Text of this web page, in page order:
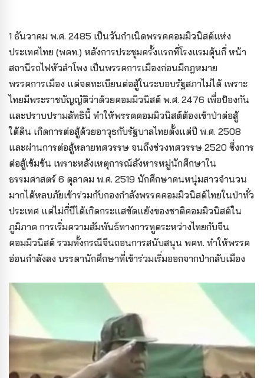
1 ธันวาคม พ.ศ. 2485 เป็นวันกำเนิดพรรคคอมมิวนิสต์แห่ง
ประเทศไทย (พคท.) หลังการประชุมครั้งแรกที่โรงแรมตุ้นกี่ หน้า
สถานีรถไฟหัวลำโพง เป็นพรรคการเมืองก่อนมีกฎหมาย
พรรคการเมือง แต่จดทะเบียนต่อสู้ในระบอบรัฐสภาไม่ได้ เพราะ
ไทยมีพระราชบัญญัติว่าด้วยคอมมิวนิสต์ พ.ศ. 2476 เพื่อป้องกัน
และปราบปรามลัทธินี้ ทำให้พรรคคอมมิวนิสต์ต้องเข้าป่าต่อสู้
ใต้ดิน เกิดการต่อสู้ด้วยอาวุธกับรัฐบาลไทยตั้งแต่ปี พ.ศ. 2508
และผ่านการต่อสู้หลายทศวรรษ จนถึงช่วงทศวรรษ 2520 ซึ่งการ
ต่อสู้เข้มข้น เพราะหลังเหตุการณ์สังหารหมู่นักศึกษาใน
ธรรมศาสตร์ 6 ตุลาคม พ.ศ. 2519 นักศึกษาคนหนุ่มสาวจำนวน
มากได้หลบภัยเข้าร่วมกับกองกำลังพรรคคอมมิวนิสต์ไทยในป่าทั่ว
ประเทศ แต่ไม่กี่ปีได้เกิดกระแสขัดแย้งของชาติคอมมิวนิสต์ใน
ภูมิภาค การเริ่มความสัมพันธ์ทางการทูตระหว่างไทยกับจีน
คอมมิวนิสต์ รวมทั้งกรณีจีนถอนการสนับสนุน พคท. ทำให้พรรค
อ่อนกำลังลง บรรดานักศึกษาที่เข้าร่วมเริ่มออกจากป่ากลับเมือง